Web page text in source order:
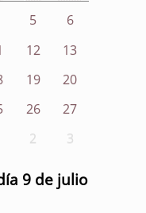
5
6
12
13
19
20
26
27
2 3
9 de julio